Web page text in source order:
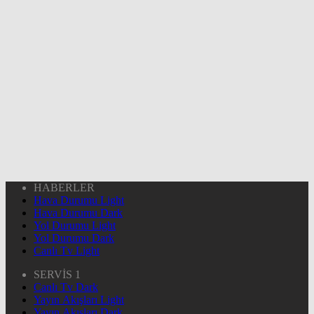
HABERLER
Hava Durumu Light
Hava Durumu Dark
Yol Durumu Light
Yol Durumu Dark
Canlı Tv Light
SERVİS 1
Canlı Tv Dark
Yayın Akışları Light